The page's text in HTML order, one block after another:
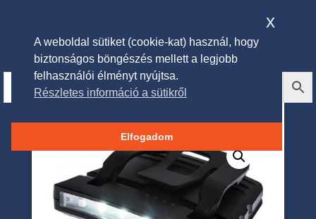
LED sapka lámpa – fekete
A weboldal sütiket (cookie-kat) használ, hogy
biztonságos böngészés mellett a legjobb
felhasználói élményt nyújtsa.
Részletes információ a sütikről
Elfogadom
x